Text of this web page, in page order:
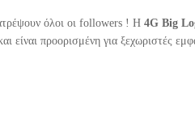
όλοι οι followers ! Η 4G Big
προορισμένη για ξεχωριστές